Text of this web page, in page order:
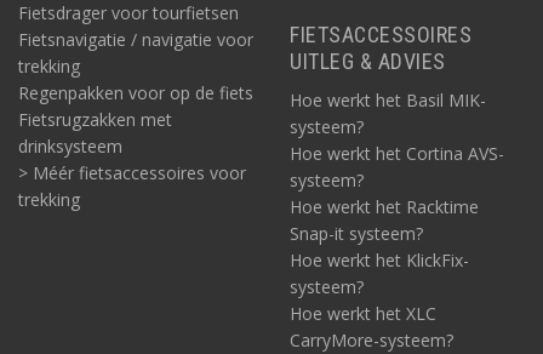
Fietsdrager voor tourfietsen
Fietsnavigatie / navigatie voor
trekking
Regenpakken voor op de fiets
Fietsrugzakken met
drinksysteem
> Méér fietsaccessoires voor
trekking
FIETSACCESSOIRES
UITLEG & ADVIES
Hoe werkt het Basil MIK-
systeem?
Hoe werkt het Cortina AVS-
systeem?
Hoe werkt het Racktime
Snap-it systeem?
Hoe werkt het KlickFix-
systeem?
Hoe werkt het XLC
CarryMore-systeem?